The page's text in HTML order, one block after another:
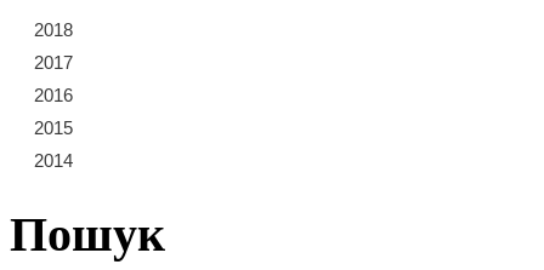
2018
2017
2016
2015
2014
Пошук